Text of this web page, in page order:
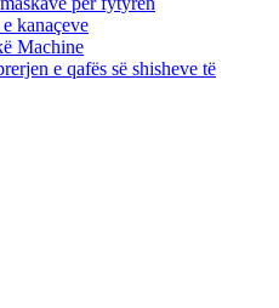
kanaçeve
Machine
e qafës së shisheve të